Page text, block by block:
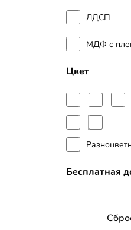
ЛДСП
МДФ с
Цвет
Бесплатная